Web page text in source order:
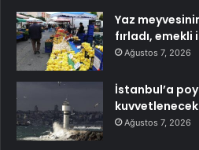
Yaz
fırladı,
Ağustos 7, 2026
İstanbul’a
Ağustos 7, 2026